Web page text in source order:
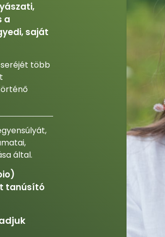
a
saját
több
által.
tanúsító